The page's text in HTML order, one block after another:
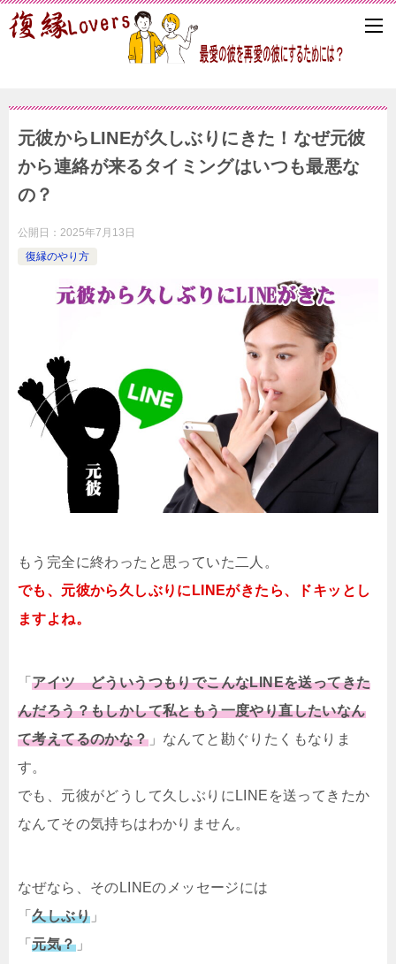
元彼からLINEが久しぶりにきた！なぜ元彼
から連絡が来るタイミングはいつも最悪な
の？
公開日： 2025年7月13日
復縁のやり方
もう完全に終わったと思っていた二人。
でも、元彼から久しぶりにLINEがきたら、ドキッとし
ますよね。
「アイツ どういうつもりでこんなLINEを送ってきた
んだろう？もしかして私ともう一度やり直したいなん
て考えてるのかな？」なんてと勘ぐりたくもなりま
す。
でも、元彼がどうして久しぶりにLINEを送ってきたか
なんてその気持ちはわかりません。
なぜなら、そのLINEのメッセージには
「久しぶり 」
「元気？」